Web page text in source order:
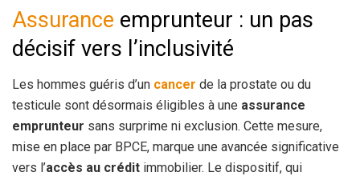
Assurance emprunteur : un pas
décisif vers l’inclusivité
Les hommes guéris d’un cancer de la prostate ou du
testicule sont désormais éligibles à une assurance
emprunteur sans surprime ni exclusion. Cette mesure,
mise en place par BPCE, marque une avancée significative
vers l’accès au crédit immobilier. Le dispositif, qui